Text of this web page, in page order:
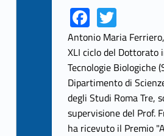
Link identifier share facebook archive #share-link-archive-3220Fa
ce
b
o
o
k
Link identifier share twitter archive #share-link-archive-47854T
w
itt
er
Antonio Maria
XLI ciclo del Dottorato
Tecnologie Biologiche
Dipartimento di
degli Studi Roma Tre,
supervisione del Prof.
ha ricevuto il Premio